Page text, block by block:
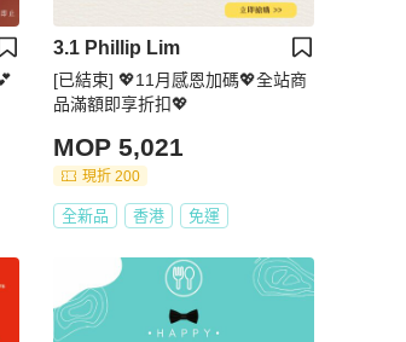
3.1 Phillip Lim
[已結束] 💖11月感恩加碼💖全站商
品滿額即享折扣💖
MOP 5,021
現折 200
全新品 香港 免運